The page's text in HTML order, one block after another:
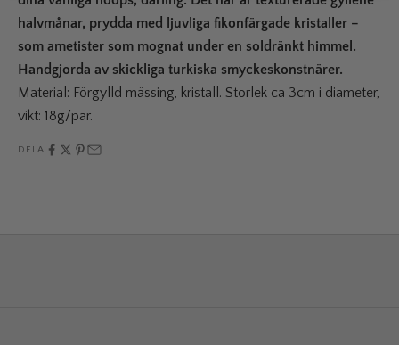
halvmånar, prydda med ljuvliga fikonfärgade kristaller –
som ametister som mognat under en soldränkt himmel.
Handgjorda av skickliga turkiska smyckeskonstnärer.
Material: Förgylld mässing, kristall. Storlek ca 3cm i diameter,
vikt: 18g/par.
DELA